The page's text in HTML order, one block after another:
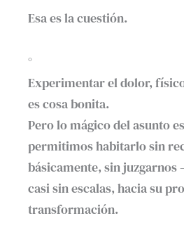
Esa es la cuestión.
°
Experimentar el dolor,
es cosa bonita.
Pero lo mágico del asunto
permitimos habitarlo sin
básicamente, sin juzgarnos
casi sin escalas, hacia su
transformación.